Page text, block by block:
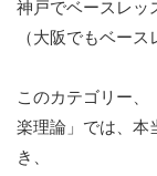
神戸でベースレッ
（大阪でもベー
このカテゴリー、
楽理論」では、本
き、